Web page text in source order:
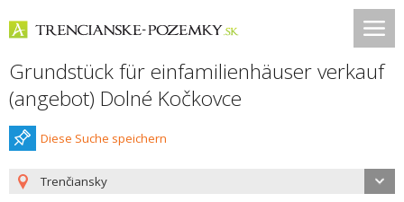
Grundstück für einfamilienhäuser verkauf
(angebot) Dolné Kočkovce
Diese Suche speichern
Trenčiansky